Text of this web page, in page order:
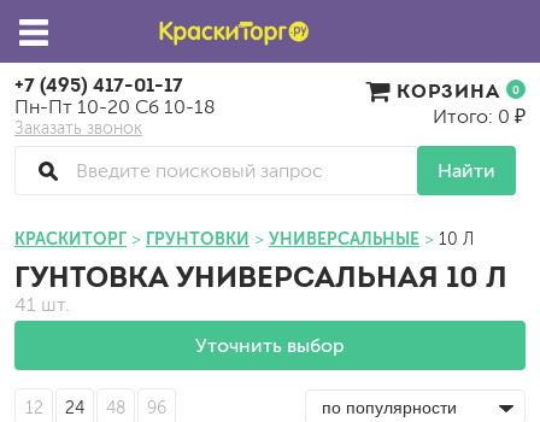
+7 (495) 417-01-17
Пн-Пт 10-20 Сб 10-18
Заказать звонок
Найти
КОРЗИНА 0
Итого: 0 ₽
КРАСКИТОРГ ГРУНТОВКИ УНИВЕРСАЛЬНЫЕ 10 Л
ГУНТОВКА УНИВЕРСАЛЬНАЯ 10 Л
41 шт.
Уточнить выбор
12 24 48 96